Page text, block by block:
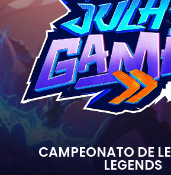
CAMPEONATO DE
LEGENDS